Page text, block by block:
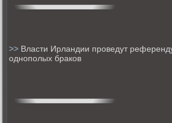
>> Власти Ирландии проведут
однополых браков